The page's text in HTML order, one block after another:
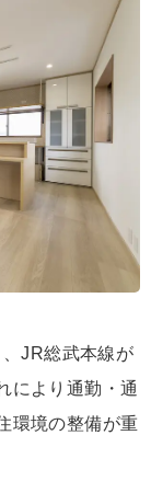
JR総武本線が
により通勤・通
環境の整備が重